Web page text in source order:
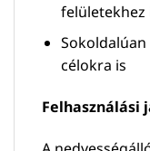
felületekhez
célokra is
Felhasználási